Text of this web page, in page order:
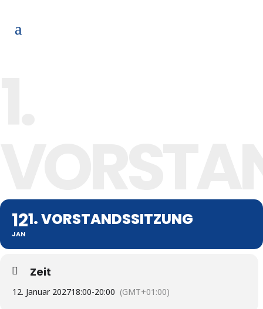
12
JAN
1. VORSTANDSSITZUNG
Zeit
12. Januar 202718:00-20:00 (GMT+01:00)